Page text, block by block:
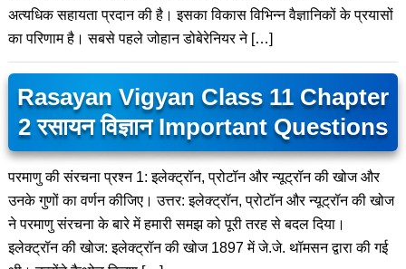
अत्यधिक सहायता प्रदान की है। इसका विकास विभिन्न वैज्ञानिकों के प्रयासों
का परिणाम है। सबसे पहले जोहान डोबेरेनियर ने […]
Rasayan Vigyan Class 11 Chapter
2 रसायन विज्ञान Important Questions
परमाणु की संरचना प्रश्न 1: इलेक्ट्रॉन, प्रोटॉन और न्यूट्रॉन की खोज और
उनके गुणों का वर्णन कीजिए। उत्तर: इलेक्ट्रॉन, प्रोटॉन और न्यूट्रॉन की खोज
ने परमाणु संरचना के बारे में हमारी समझ को पूरी तरह से बदल दिया।
इलेक्ट्रॉन की खोज: इलेक्ट्रॉन की खोज 1897 में जे.जे. थॉमसन द्वारा की गई